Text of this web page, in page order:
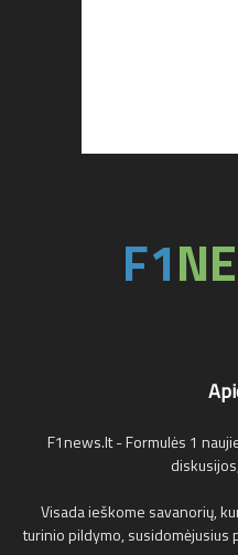
F1news.lt - Formulės 1
Visada ieškome savanorių,
turinio pildymo, susidomėjusius